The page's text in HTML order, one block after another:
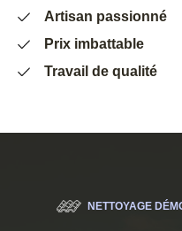
Artisan passionné
Prix imbattable
Travail de qualité
NETTOYAGE